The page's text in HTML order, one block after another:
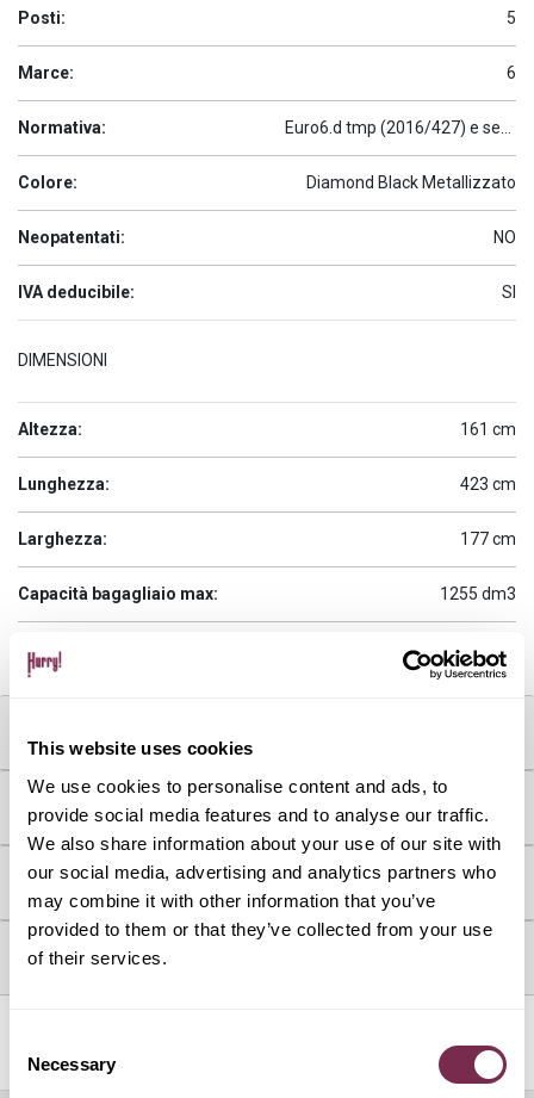
This website uses cookies
We use cookies to personalise content and ads, to
provide social media features and to analyse our traffic.
We also share information about your use of our site with
our social media, advertising and analytics partners who
may combine it with other information that you’ve
provided to them or that they’ve collected from your use
of their services.
Selection
Necessary
Posti: 5
Marce: 6
Normativa:
Colore: Diamond Black Metallizzato
Neopatentati: NO
IVA deducibile: SI
DIMENSIONI
Altezza: 161 cm
Lunghezza: 423 cm
Larghezza: 177 cm
Capacità bagagliaio max: 1255 dm3
Capacità bagagliaio min: 410 dm3
DOTAZIONI & OPTIONAL
COME FUNZIONA
DOVE SI TROVA L'AUTO